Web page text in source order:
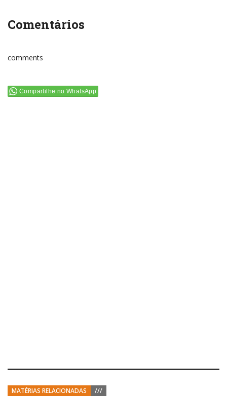
Comentários
comments
Compartilhe no WhatsApp
MATÉRIAS RELACIONADAS ///